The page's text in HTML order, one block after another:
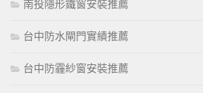
南投隱形鐵窗安裝推薦
台中防水閘門實績推薦
台中防霾紗窗安裝推薦